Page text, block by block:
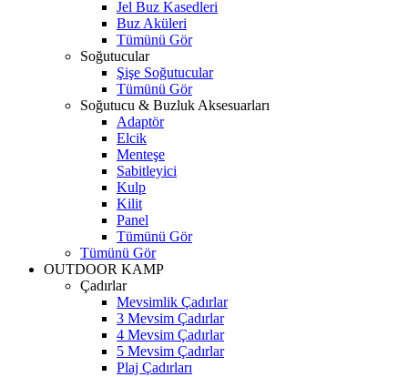
Jel Buz Kasedleri
Buz Aküleri
Tümünü Gör
Soğutucular
Şişe Soğutucular
Tümünü Gör
Soğutucu & Buzluk Aksesuarları
Adaptör
Elcik
Menteşe
Sabitleyici
Kulp
Kilit
Panel
Tümünü Gör
Tümünü Gör
OUTDOOR KAMP
Çadırlar
Mevsimlik Çadırlar
3 Mevsim Çadırlar
4 Mevsim Çadırlar
5 Mevsim Çadırlar
Plaj Çadırları